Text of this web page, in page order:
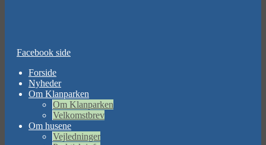
Facebook side
Forside
Nyheder
Om Klanparken
Om Klanparken
Velkomstbrev
Om husene
Vejledninger